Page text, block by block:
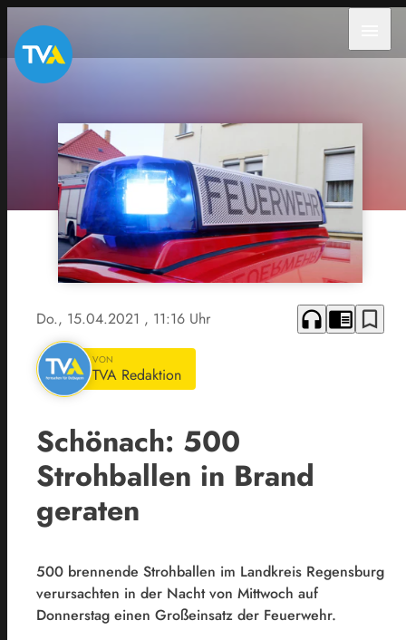
Do., 15.04.2021 , 11:16 Uhr headphones chrome_reader_mode bookmark_border
VON
TVA Redaktion
Schönach: 500
Strohballen in Brand
geraten
500 brennende Strohballen im Landkreis Regensburg
verursachten in der Nacht von Mittwoch auf
Donnerstag einen Großeinsatz der Feuerwehr.